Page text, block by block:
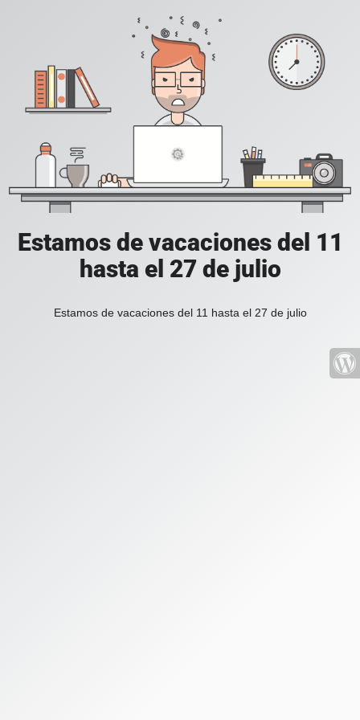
Estamos de vacaciones del 11
hasta el 27 de julio
Estamos de vacaciones del 11 hasta el 27 de julio